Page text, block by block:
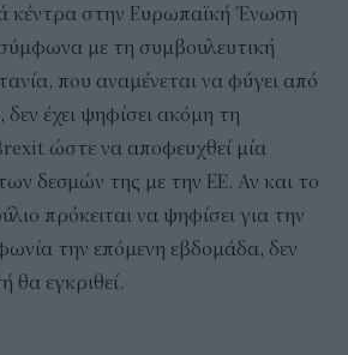
κέντρα στην Ευρωπαϊκή Ένωση
με τη συμβουλευτική
που αναμένεται να φύγει από
έχει ψηφίσει ακόμη τη
ώστε να αποφευχθεί μία
δεσμών της με την ΕΕ. Αν και το
πρόκειται να ψηφίσει για την
την επόμενη εβδομάδα, δεν
θα εγκριθεί.